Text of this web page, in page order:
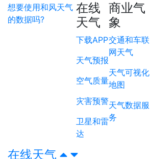
想要使用和风天气
的数据吗?
在线
天气
下载APP
天气预报
空气质量
灾害预警
卫星和雷
达
商业气
象
交通和车联
网天气
天气可视化
地图
天气数据服
务
在线天气